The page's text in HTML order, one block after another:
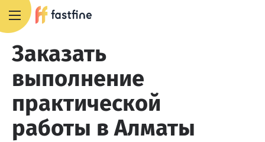
Заказать
выполнение
практической
работы в Алматы